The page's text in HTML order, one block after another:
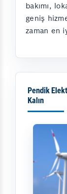
bakımı,
geniş
zaman en
Pendik
Kalın